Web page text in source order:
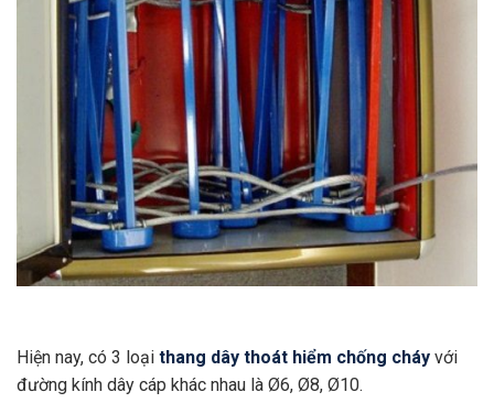
Hiện nay, có 3 loại thang dây thoát hiểm chống cháy với
đường kính dây cáp khác nhau là Ø6, Ø8, Ø10.